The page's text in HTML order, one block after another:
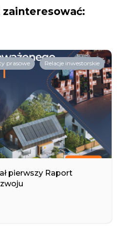
zainteresować:
prasowe Relacje inwestorskie
pierwszy Raport